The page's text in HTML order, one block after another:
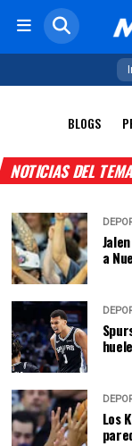
BLOGS
NOTICIAS DEL
a
Los